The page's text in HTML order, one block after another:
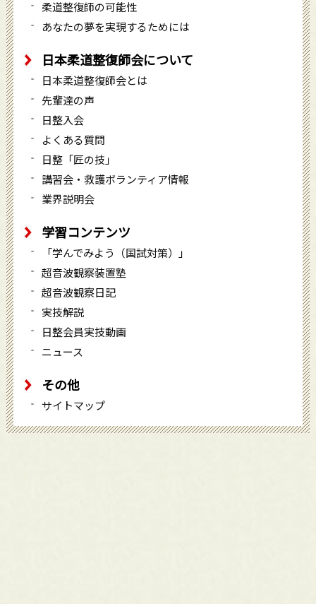
柔道整復師の可能性
あなたの夢を実現するためには
日本柔道整復師会について
日本柔道整復師会とは
先輩達の声
日整入会
よくある質問
日整「匠の技」
講習会・救護ボランティア情報
業界説明会
学習コンテンツ
「学んでみよう（国試対策）」
超音波観察装置塾
超音波観察日記
実技解説
日整会員実技動画
ニュース
その他
サイトマップ